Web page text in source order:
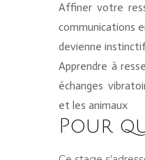
Affiner votre
communications
devienne
Apprendre à
échanges
et les animaux
Pour